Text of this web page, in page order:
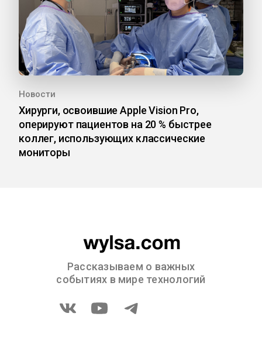
Новости
Хирурги, освоившие Apple Vision Pro,
оперируют пациентов на 20 % быстрее
коллег, использующих классические
мониторы
Рассказываем о важных
событиях в мире технологий